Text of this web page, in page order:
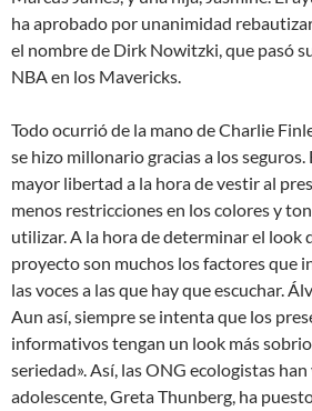
ha aprobado por unanimidad
el nombre de Dirk Nowitzki, que pasó
NBA en los Mavericks.
Todo ocurrió de la mano de Charlie
se hizo millonario gracias a los seguros.
mayor libertad a la hora de vestir al
menos restricciones en los colores y
utilizar. A la hora de determinar el look
proyecto son muchos los factores que
las voces a las que hay que escuchar.
Aun así, siempre se intenta que los
informativos tengan un look más
seriedad». Así, las ONG ecologistas
adolescente, Greta Thunberg, ha